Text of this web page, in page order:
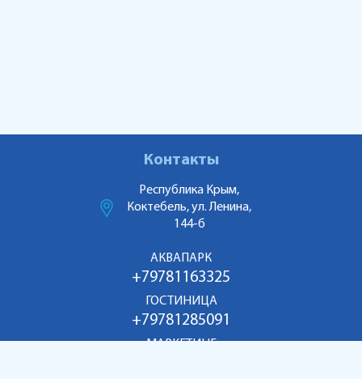
Контакты
Республика Крым,
Коктебель, ул. Ленина,
144-б
АКВАПАРК
+79781163325
ГОСТИНИЦА
+79781285091
МАРКЕТИНГ